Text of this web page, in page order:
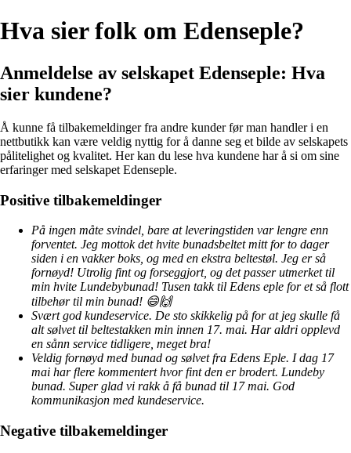
Hva sier folk om Edenseple?
Anmeldelse av selskapet Edenseple: Hva
sier kundene?
Å kunne få tilbakemeldinger fra andre kunder før man handler i en
nettbutikk kan være veldig nyttig for å danne seg et bilde av selskapets
pålitelighet og kvalitet. Her kan du lese hva kundene har å si om sine
erfaringer med selskapet Edenseple.
Positive tilbakemeldinger
På ingen måte svindel, bare at leveringstiden var lengre enn
forventet. Jeg mottok det hvite bunadsbeltet mitt for to dager
siden i en vakker boks, og med en ekstra beltestøl. Jeg er så
fornøyd! Utrolig fint og forseggjort, og det passer utmerket til
min hvite Lundebybunad! Tusen takk til Edens eple for et så flott
tilbehør til min bunad! 😄🙌
Svært god kundeservice. De sto skikkelig på for at jeg skulle få
alt sølvet til beltestakken min innen 17. mai. Har aldri opplevd
en sånn service tidligere, meget bra!
Veldig fornøyd med bunad og sølvet fra Edens Eple. I dag 17
mai har flere kommentert hvor fint den er brodert. Lundeby
bunad. Super glad vi rakk å få bunad til 17 mai. God
kommunikasjon med kundeservice.
Negative tilbakemeldinger